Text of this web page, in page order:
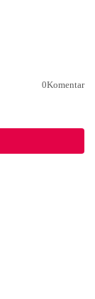
0Komentar